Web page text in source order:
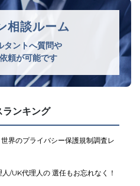
相談ルーム
タントへ質問や
頼が可能です
ランキング
界のプライバシー保護規制調査レ
/UK代理人の 選任もお忘れなく！